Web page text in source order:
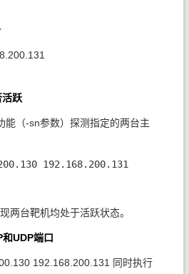
跃
能（-sn参数）探测指定的两台主
两台靶机均处于活跃状态。
UDP端口
192.168.200.131 同时执行